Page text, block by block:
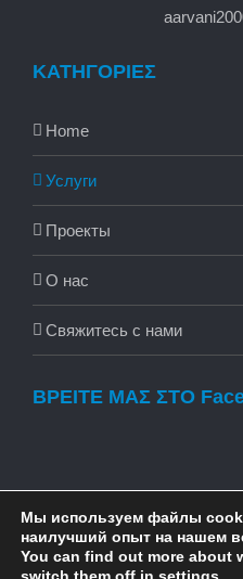
ΚΑΤΗΓΟΡΙΕΣ
Home
Услуги
Проекты
О нас
Свяжитесь с нами
ΒΡΕΙΤΕ ΜΑΣ ΣΤΟ
© Copyright 2016 -2026 |
Мы используем файлы
наилучший опыт на нашем
You can find out more about